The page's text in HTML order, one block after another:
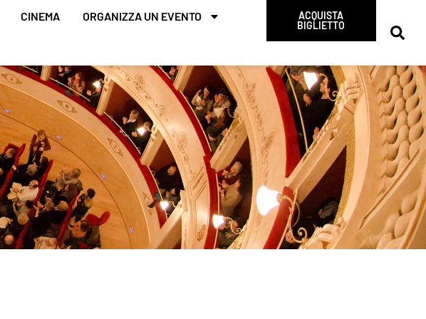
CINEMA ORGANIZZA UN EVENTO
ACQUISTA
BIGLIETTO